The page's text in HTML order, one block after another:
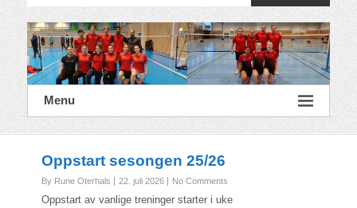
Menu
Oppstart sesongen 25/26
By Rune Oterhals 22. juli 2026 No Comments
Oppstart av vanlige treninger starter i uke